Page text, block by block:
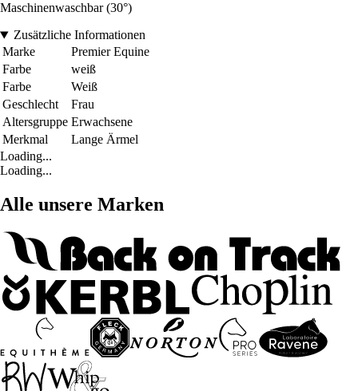
Maschinenwaschbar (30°)
Zusätzliche Informationen
Marke
Premier Equine
Farbe
weiß
Farbe
Weiß
Geschlecht
Frau
Altersgruppe Erwachsene
Merkmal
Lange Ärmel
Loading...
Loading...
Alle unsere Marken